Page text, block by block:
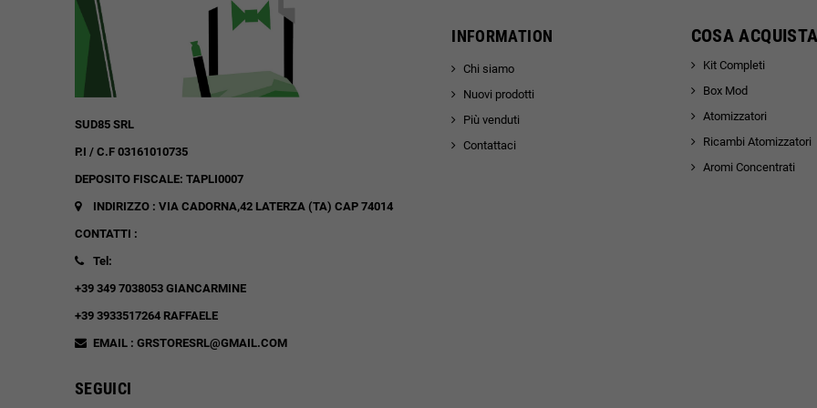
SUD85 SRL
P.I / C.F 03161010735
DEPOSITO FISCALE: TAPLI0007
INDIRIZZO : VIA CADORNA,42 LATERZA (TA) CAP 74014
CONTATTI :
Tel:
+39 349 7038053 GIANCARMINE
+39 3933517264 RAFFAELE
EMAIL : GRSTORESRL@GMAIL.COM
SEGUICI
INFORMATION
Chi siamo
Nuovi prodotti
Più venduti
Contattaci
COSA
Kit Completi
Box Mod
Atomizzatori
Ricambi Atomizzatori
Aromi Concentrati